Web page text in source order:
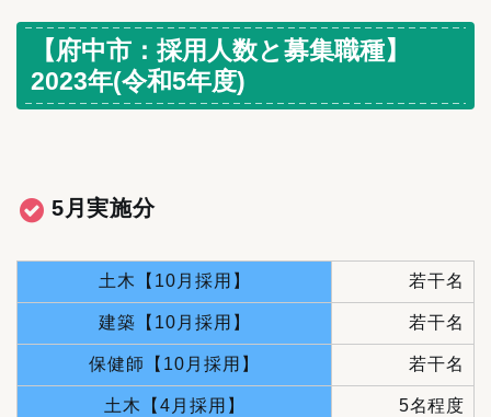
【府中市：採用人数と募集職種】
2023年(令和5年度)
5月実施分
土木【10月採用】 若干名
建築【10月採用】 若干名
保健師【10月採用】 若干名
土木【4月採用】 5名程度